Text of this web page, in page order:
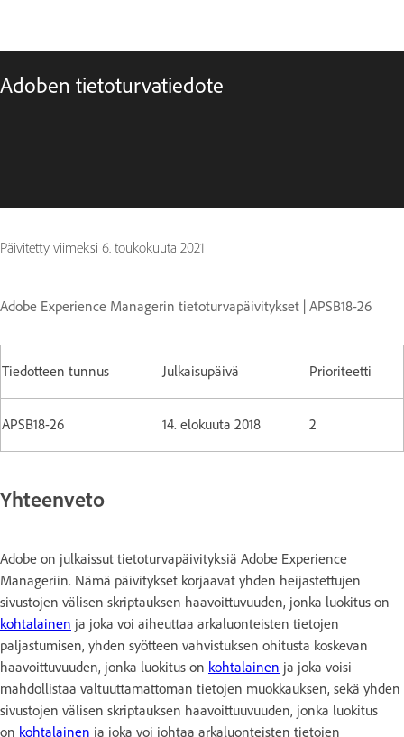
Adoben tietoturvatiedote
Päivitetty viimeksi 6. toukokuuta 2021
Adobe Experience Managerin tietoturvapäivitykset | APSB18-26
Tiedotteen tunnus Julkaisupäivä Prioriteetti
APSB18-26 14. elokuuta 2018 2
Yhteenveto
Adobe on julkaissut tietoturvapäivityksiä Adobe Experience
Manageriin. Nämä päivitykset korjaavat yhden heijastettujen
sivustojen välisen skriptauksen haavoittuvuuden, jonka luokitus on
kohtalainen ja joka voi aiheuttaa arkaluonteisten tietojen
paljastumisen, yhden syötteen vahvistuksen ohitusta koskevan
haavoittuvuuden, jonka luokitus on kohtalainen ja joka voisi
mahdollistaa valtuuttamattoman tietojen muokkauksen, sekä yhden
sivustojen välisen skriptauksen haavoittuuvuuden, jonka luokitus
on kohtalainen ja joka voi johtaa arkaluonteisten tietojen